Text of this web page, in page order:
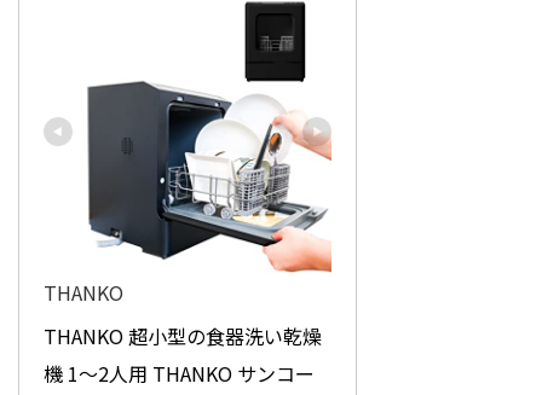
THANKO
THANKO 超小型の食器洗い乾燥
機 1～2人用 THANKO サンコー